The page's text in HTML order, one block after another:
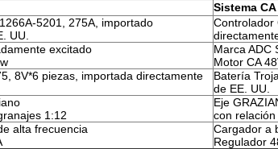
Sistema CA
5201, 275A, importado
UU.
Controlador
excitado
Marca ADC
Motor CA
8V*6 piezas, importada directamente
Batería
de EE. UU.
1:12
Eje
con
alta frecuencia
Cargador a
Regulador